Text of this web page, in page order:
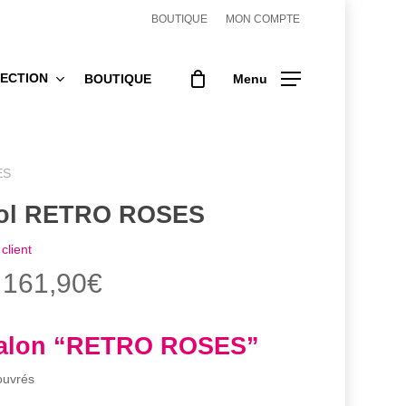
BOUTIQUE MON COMPTE
BOUTIQUE Menu
RETRO ROSES
161,90€Plage
prix :
57,90€
“RETRO ROSES”